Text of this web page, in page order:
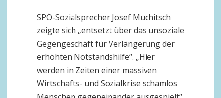
SPÖ-Sozialsprecher Josef Muchitsch
zeigte sich „entsetzt über das unsoziale
Gegengeschäft für Verlängerung der
erhöhten Notstandshilfe“. „Hier
werden in Zeiten einer massiven
Wirtschafts- und Sozialkrise schamlos